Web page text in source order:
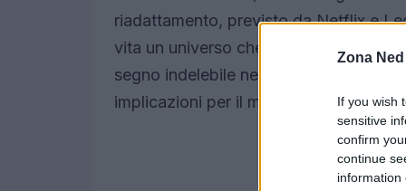
Zona Ned
If you wish
sensitive
confirm
continue
information
riadattamento, previsto da Netflix e
vita un universo che, grazie alla sua
segno indelebile nella cultura pop. Ma
implicazioni per il marketing?